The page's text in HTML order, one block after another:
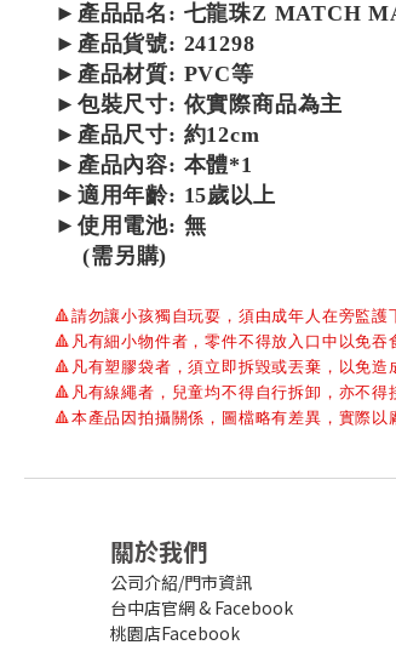
► 產品品名: 七龍珠Z MATCH
► 產品貨號: 241298
► 產品材質: PVC等
►包裝尺寸: 依實際商品為主
►產品尺寸: 約12cm
►產品內容: 本體*1
► 適用年齡: 15歲以上
►使用電池: 無
(需另購)
🔺請勿讓小孩獨自玩耍，須由成年人在旁監護
🔺 凡有細小物件者，零件不得放入口中以免吞
🔺 凡有塑膠袋者，須立即拆毀或丟棄，以免造
🔺 凡有線繩者，兒童均不得自行拆卸，亦不得
🔺本產品因拍攝關係，圖檔略有差異，實際以
關於我們
公司介紹/門市資訊
台中店官網& Facebook
桃園店Facebook